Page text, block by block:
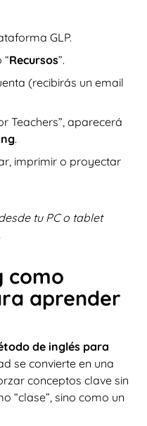
GLP.
Recursos”.
(recibirás un email
Teachers”, aparecerá
.
imprimir o proyectar
tu PC o tablet
como
aprender
de inglés para
se convierte en una
conceptos clave sin
“clase”, sino como un